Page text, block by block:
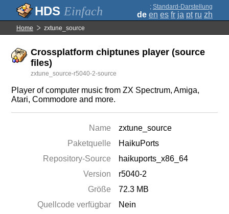
Einfach ; Standard-Darstellung
de en es fr ja pt ru zh
Home zxtune_source
Crossplatform chiptunes player (source
files)
zxtune_source-r5040-2-source
Player of computer music from ZX Spectrum, Amiga,
Atari, Commodore and more.
Name
zxtune_source
Paketquelle
HaikuPorts
Repository-Source
haikuports_x86_64
Version
r5040-2
Größe
72.3 MB
Quellcode verfügbar
Nein